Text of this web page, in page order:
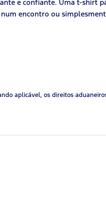
e confiante. Uma t-shirt
encontro ou
aplicável, os direitos